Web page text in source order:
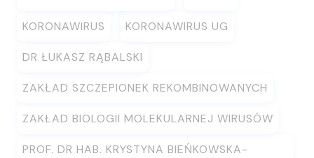
KORONAWIRUS KORONAWIRUS UG
DR ŁUKASZ RĄBALSKI
ZAKŁAD SZCZEPIONEK REKOMBINOWANYCH
ZAKŁAD BIOLOGII MOLEKULARNEJ WIRUSÓW
PROF. DR HAB. KRYSTYNA BIEŃKOWSKA-